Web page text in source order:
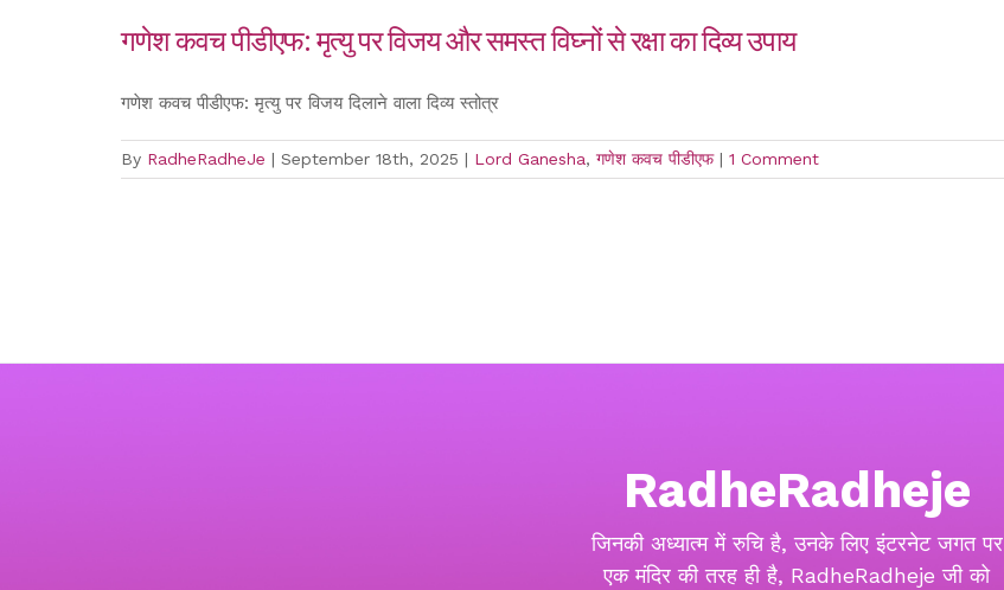
गणेश कवच पीडीएफ: मृत्यु पर विजय और समस्त विघ्नों से रक्षा का दिव्य उपाय
गणेश कवच पीडीएफ: मृत्यु पर विजय दिलाने वाला दिव्य स्तोत्र
By RadheRadheJe | September 18th, 2025 | Lord Ganesha, गणेश कवच पीडीएफ | 1 Comment
RadheRadheje
जिनकी अध्यात्म में रुचि है, उनके लिए इंटरनेट जगत पर
एक मंदिर की तरह ही है, RadheRadheje जी को